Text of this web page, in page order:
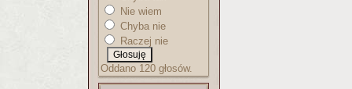
Nie wiem
Chyba nie
Raczej nie
Oddano 120 głosów.